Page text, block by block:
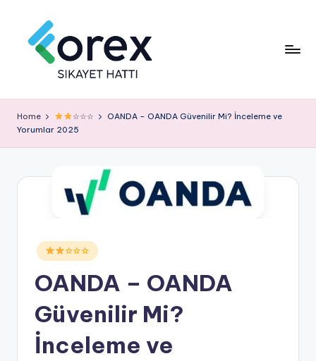
Home ☆☆☆
OANDA – OANDA Güvenilir Mi? İnceleme ve
Yorumlar 2025
Posted
in
☆☆☆
OANDA – OANDA
Güvenilir Mi?
İnceleme ve